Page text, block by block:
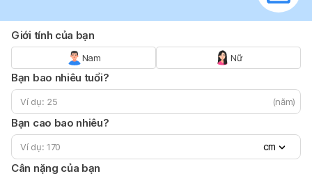
Giới tính của bạn
Nam Nữ
Bạn bao nhiêu tuổi?
(năm)
Bạn cao bao nhiêu?
cm
Cân nặng của bạn